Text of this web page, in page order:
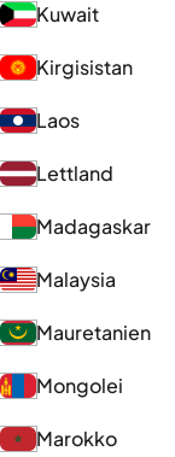
Kuwait
Kirgisistan
Laos
Lettland
Madagaskar
Malaysia
Mauretanien
Mongolei
Marokko